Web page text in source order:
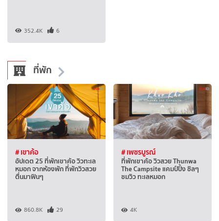
352.4K 6
ที่พัก
# เขาค้อ
อัปเดต 25 ที่พักเขาค้อ วิวทะเล
หมอก จากห้องพัก ที่พักวิวสวย
ตื่นมาฟินๆ
860.8K 29
# เพชรบูรณ์
ที่พักเขาค้อ วิวสวย Thunwa
The Campsite แคมป์ปิ้ง ชิลๆ
ชมวิว ทะเลหมอก
4K